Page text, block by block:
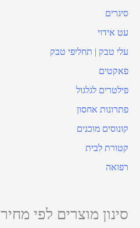
סיגרים
עט אידוי
עלי טבק | תחליפי טבק
פאקטים
פילטרים לגלגול
פתרונות אחסון
קונוסים מוכנים
קטורת לבית
רפואה
סינון מוצרים לפי מחיר